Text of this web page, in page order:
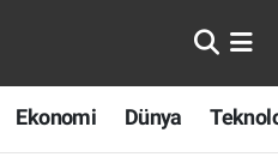
Ekonomi Dünya